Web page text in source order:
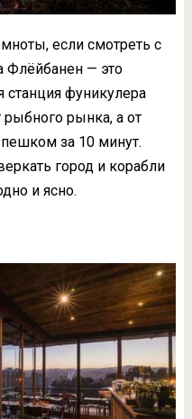
если смотреть с
Флёйбанен — это
фуникулера
рыбного рынка, а от
за 10 минут.
город и корабли
и ясно.